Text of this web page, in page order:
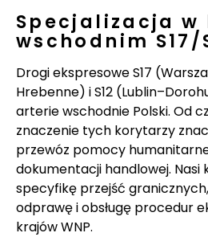
Specjalizacja w
wschodnim S17/
Drogi ekspresowe S17
Hrebenne) i S12
arterie wschodnie Polski. Od
znaczenie tych korytarzy
przewóz pomocy
dokumentacji handlowej. Nasi
specyfikę przejść
odprawę i obsługę procedur
krajów WNP.